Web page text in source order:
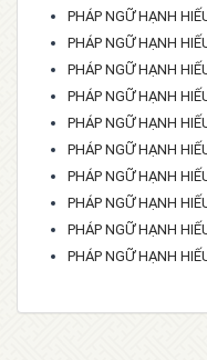
PHÁP NGỮ HẠNH
PHÁP NGỮ HẠNH
PHÁP NGỮ HẠNH
PHÁP NGỮ HẠNH
PHÁP NGỮ HẠNH
PHÁP NGỮ HẠNH
PHÁP NGỮ HẠNH
PHÁP NGỮ HẠNH
PHÁP NGỮ HẠNH
PHÁP NGỮ HẠNH